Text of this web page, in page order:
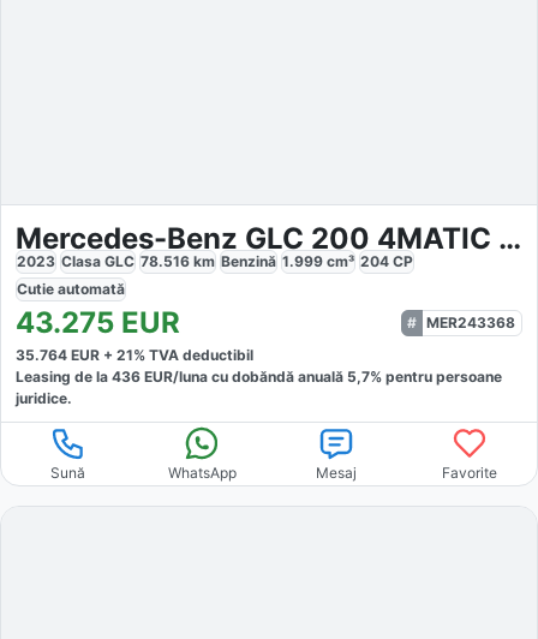
Mercedes-Benz GLC 200 4MATIC AMG
2023 Clasa GLC 78.516 km Benzină 1.999 cm³ 204 CP
Cutie automată
43.275 EUR
MER243368
35.764 EUR + 21% TVA deductibil
Leasing de la 436 EUR/luna cu dobăndă anuală 5,7% pentru persoane
juridice.
Sună WhatsApp Mesaj Favorite